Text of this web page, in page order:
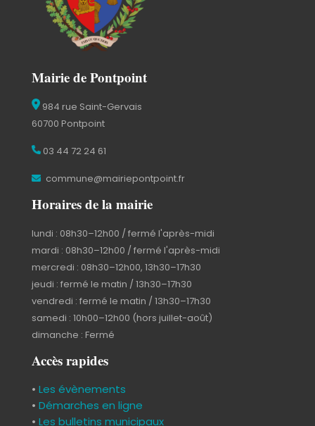
Mairie de Pontpoint
984 rue Saint-Gervais
60700 Pontpoint
03 44 72 24 61
commune@mairiepontpoint.fr
Horaires de la mairie
lundi : 08h30–12h00 / fermé l'après-midi
mardi : 08h30–12h00 / fermé l'après-midi
mercredi : 08h30–12h00, 13h30–17h30
jeudi : fermé le matin / 13h30–17h30
vendredi : fermé le matin / 13h30–17h30
samedi : 10h00–12h00 (hors juillet-août)
dimanche : Fermé
Accès rapides
• Les évènements
• Démarches en ligne
• Les bulletins municipaux